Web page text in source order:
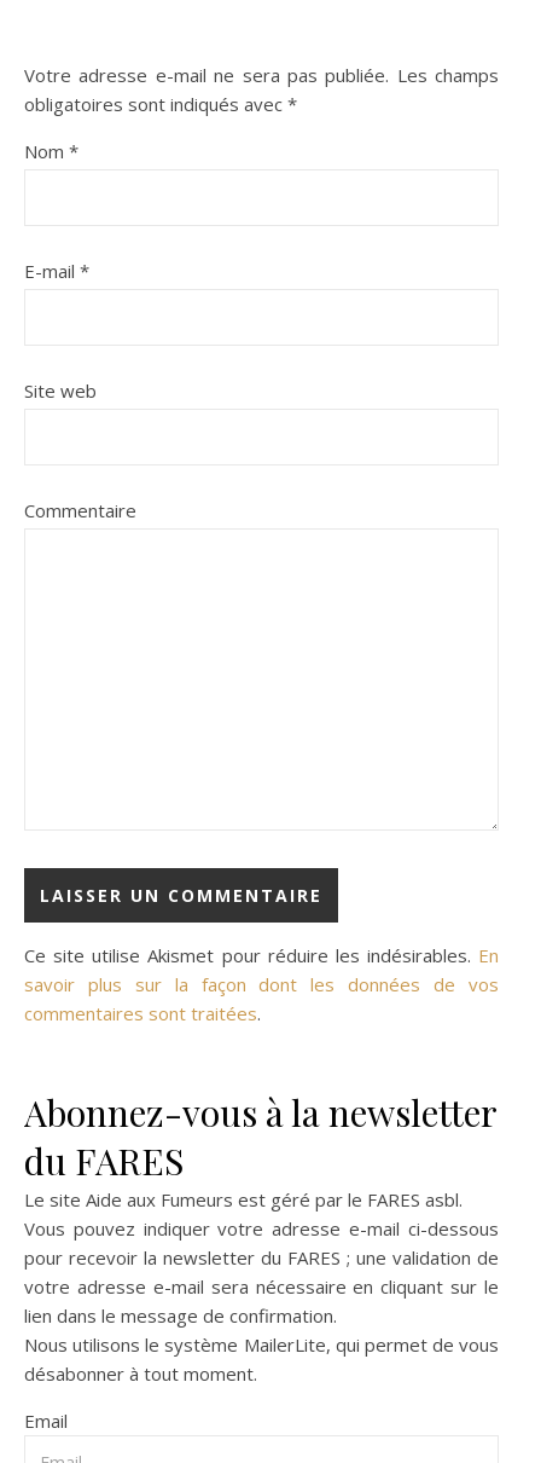
Votre adresse e-mail ne sera pas publiée. Les champs
obligatoires sont indiqués avec *
Nom *
E-mail *
Site web
Commentaire
Ce site utilise Akismet pour réduire les indésirables. En
savoir plus sur la façon dont les données de vos
commentaires sont traitées.
Abonnez-vous à la newsletter
du FARES
Le site Aide aux Fumeurs est géré par le FARES asbl.
Vous pouvez indiquer votre adresse e-mail ci-dessous
pour recevoir la newsletter du FARES ; une validation de
votre adresse e-mail sera nécessaire en cliquant sur le
lien dans le message de confirmation.
Nous utilisons le système MailerLite, qui permet de vous
désabonner à tout moment.
Email